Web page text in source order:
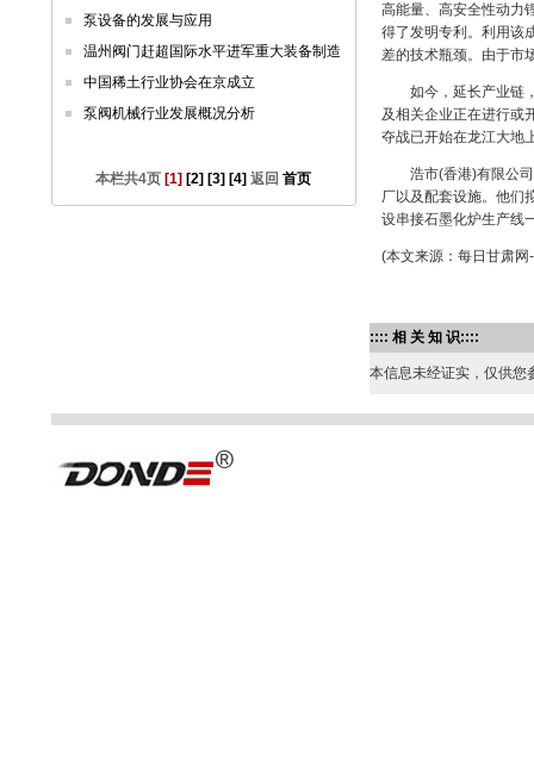
泵设备的发展与应用
温州阀门赶超国际水平进军重大装备制造
中国稀土行业协会在京成立
泵阀机械行业发展概况分析
本栏共4页 [1] [2] [3] [4] 返回 首页
高能量、高安全性动力
得了发明专利。利用该
差的技术瓶颈。由于市
如今，延长产业链，
及相关企业正在进行或
夺战已开始在龙江大地
浩市(香港)有限公司
厂以及配套设施。他们
设串接石墨化炉生产线
(本文来源：每日甘肃网
:::: 相 关 知 识::::
本信息未经证实，仅供